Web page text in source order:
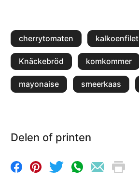
cherrytomaten kalkoenfilet
Knäckebröd komkommer
mayonaise smeerkaas
Delen of printen